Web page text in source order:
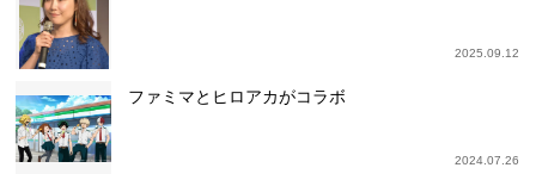
2025.09.12
ファミマとヒロアカがコラボ
2024.07.26